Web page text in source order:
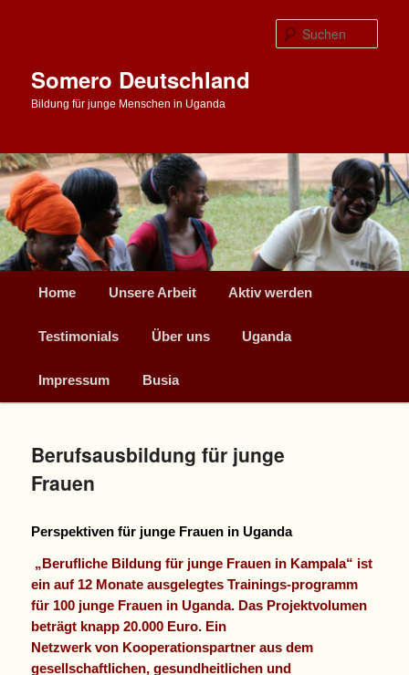
Somero Deutschland
Bildung für junge Menschen in Uganda
Home Unsere Arbeit Aktiv werden
Testimonials Über uns Uganda
Impressum Busia
Berufsausbildung für junge
Frauen
Perspektiven für junge Frauen in Uganda
„Berufliche Bildung für junge Frauen in Kampala“ ist
ein auf 12 Monate ausgelegtes Trainings-programm
für 100 junge Frauen in Uganda. Das Projektvolumen
beträgt knapp 20.000 Euro. Ein
Netzwerk von Kooperationspartner aus dem
gesellschaftlichen, gesundheitlichen und